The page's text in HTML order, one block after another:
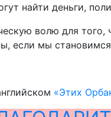
найти деньги,
волю для
если мы
«Этих